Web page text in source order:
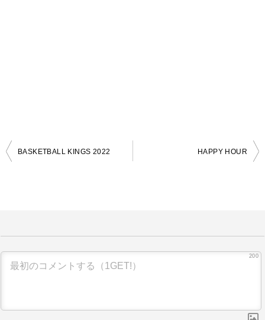
投
ー
シ
BASKETBALL KINGS 2022 HAPPY HOUR
200